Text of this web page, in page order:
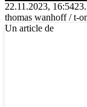
22.11.2023, 16:54
thomas wanhoff / t-
Un article de